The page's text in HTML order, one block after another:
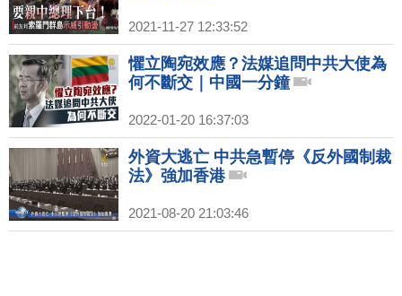
2021-11-27 12:33:52
懼立陶宛效應？法媒追問中共大使為
何不斷交｜中國一分鐘
2022-01-20 16:37:03
外資大逃亡 中共急暫停《反外國制裁
法》強加香港
2021-08-20 21:03:46